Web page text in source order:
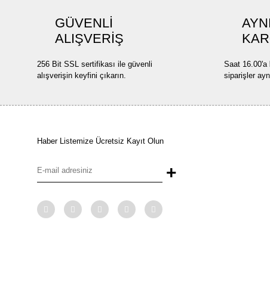
GÜVENLİ
ALIŞVERİŞ
256 Bit SSL sertifikası ile güvenli
alışverişin keyfini çıkarın.
Saat 16.00'a
siparişler
Haber Listemize Ücretsiz Kayıt Olun
+